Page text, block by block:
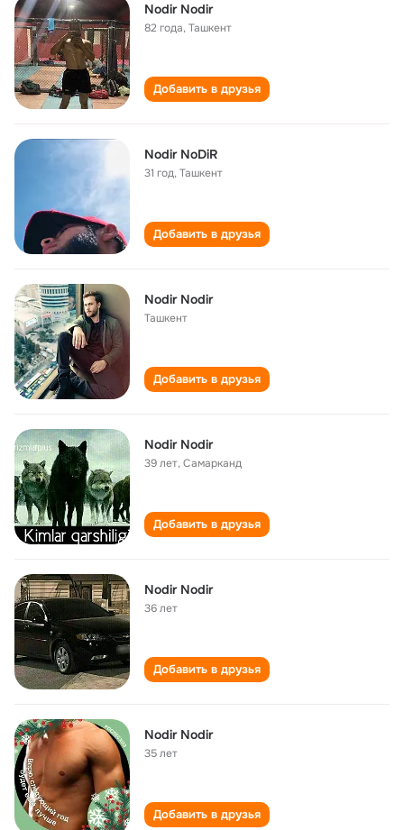
Nodir Nodir
82 года,Ташкент
Добавить в друзья
Nodir NoDiR
31 год,Ташкент
Добавить в друзья
Nodir Nodir
Ташкент
Добавить в друзья
Nodir Nodir
39 лет,Самарканд
Добавить в друзья
Nodir Nodir
36 лет
Добавить в друзья
Nodir Nodir
35 лет
Добавить в друзья